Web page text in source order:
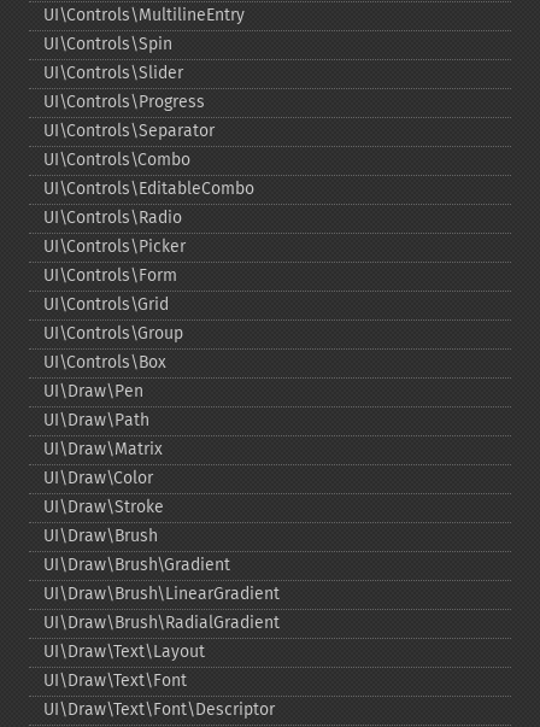
UI\Controls\MultilineEntry
UI\Controls\Spin
UI\Controls\Slider
UI\Controls\Progress
UI\Controls\Separator
UI\Controls\Combo
UI\Controls\EditableCombo
UI\Controls\Radio
UI\Controls\Picker
UI\Controls\Form
UI\Controls\Grid
UI\Controls\Group
UI\Controls\Box
UI\Draw\Pen
UI\Draw\Path
UI\Draw\Matrix
UI\Draw\Color
UI\Draw\Stroke
UI\Draw\Brush
UI\Draw\Brush\Gradient
UI\Draw\Brush\LinearGradient
UI\Draw\Brush\RadialGradient
UI\Draw\Text\Layout
UI\Draw\Text\Font
UI\Draw\Text\Font\Descriptor